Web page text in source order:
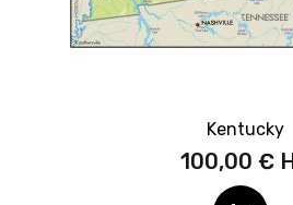
Kentucky
100,00 €